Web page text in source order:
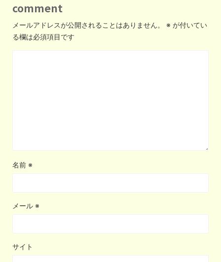
comment
メールアドレスが公開されることはありません。 ※ が付いてい
る欄は必須項目です
名前 ※
メール ※
サイト